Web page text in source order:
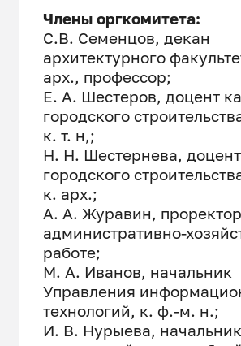
Члены оргкомитета:
С.В. Семенцов, декан
архитектурного
арх., профессор;
Е. А. Шестеров, доцент
городского
к. т. н,;
Н. Н. Шестернева,
городского
к. арх.;
А. А. Журавин,
административно-
работе;
М. А. Иванов, начальник
Управления
технологий, к. ф.-м. н.;
И. В. Нурыева,